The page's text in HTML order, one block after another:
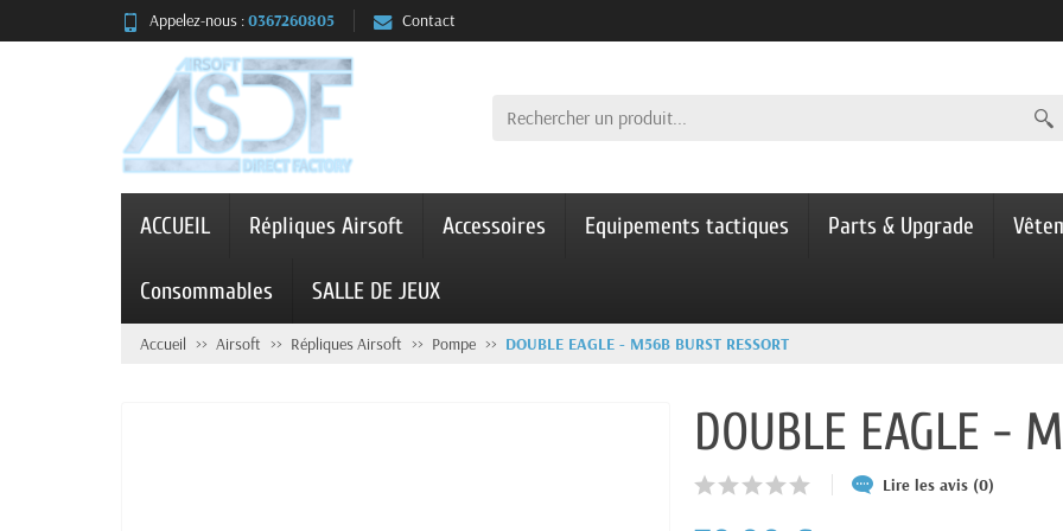
Appelez-nous :0367260805 Contact
ACCUEIL Répliques Airsoft Accessoires Equipements tactiques Parts & Upgrade
Consommables SALLE DE JEUX
Accueil Airsoft Répliques Airsoft Pompe DOUBLE EAGLE - M56B BURST RESSORT
DOUBLE EAGLE -
Lire les avis (0)